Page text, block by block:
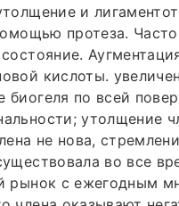
и
протеза.
кислоты.
биогеля по всей
утолщение
не нова,
во все
рынок с ежегодным